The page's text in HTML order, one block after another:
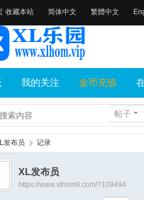
收藏本站 简体中文 繁體中文
我的关注 金币充值
帖子
发布员 › 记录
XL发布员
https://www.xlhom9.com/?109494